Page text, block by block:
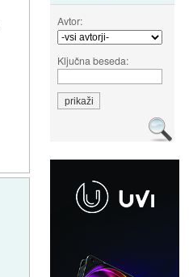
Avtor:
Ključna beseda: